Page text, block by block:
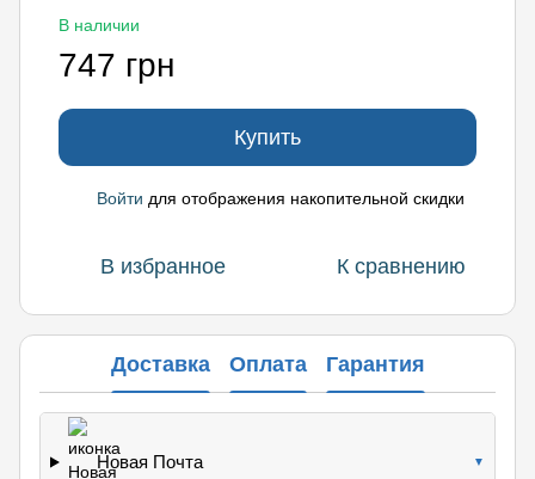
В наличии
747 грн
Купить
Войти для отображения накопительной скидки
В избранное К сравнению
Доставка Оплата Гарантия
Новая Почта ▼